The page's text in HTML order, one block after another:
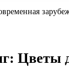
Цветы